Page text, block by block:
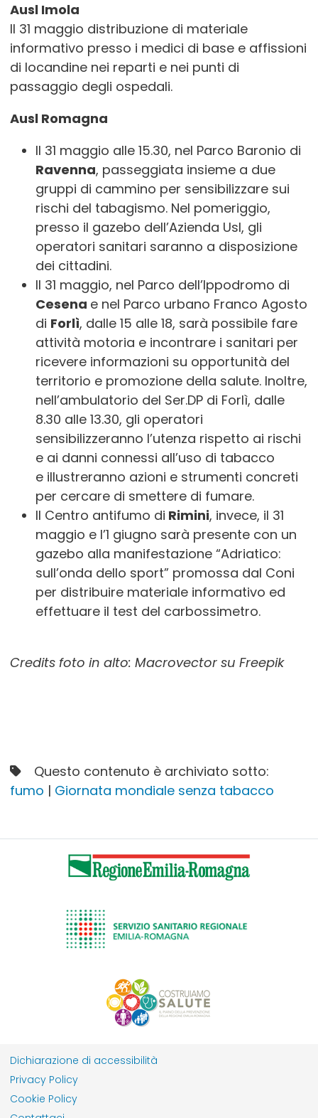
Ausl Imola
Il 31 maggio distribuzione di materiale
informativo presso i medici di base e affissioni
di locandine nei reparti e nei punti di
passaggio degli ospedali.
Ausl Romagna
Il 31 maggio alle 15.30, nel Parco Baronio di
Ravenna, passeggiata insieme a due
gruppi di cammino per sensibilizzare sui
rischi del tabagismo. Nel pomeriggio,
presso il gazebo dell’Azienda Usl, gli
operatori sanitari saranno a disposizione
dei cittadini.
Il 31 maggio, nel Parco dell’Ippodromo di
Cesena e nel Parco urbano Franco Agosto
di Forlì, dalle 15 alle 18, sarà possibile fare
attività motoria e incontrare i sanitari per
ricevere informazioni su opportunità del
territorio e promozione della salute. Inoltre,
nell’ambulatorio del Ser.DP di Forlì, dalle
8.30 alle 13.30, gli operatori
sensibilizzeranno l’utenza rispetto ai rischi
e ai danni connessi all’uso di tabacco
e illustreranno azioni e strumenti concreti
per cercare di smettere di fumare.
Il Centro antifumo di Rimini, invece, il 31
maggio e l’1 giugno sarà presente con un
gazebo alla manifestazione “Adriatico:
sull’onda dello sport” promossa dal Coni
per distribuire materiale informativo ed
effettuare il test del carbossimetro.
Credits foto in alto: Macrovector su Freepik
Questo contenuto è archiviato sotto:
fumo | Giornata mondiale senza tabacco
Dichiarazione di accessibilità
Privacy Policy
Cookie Policy